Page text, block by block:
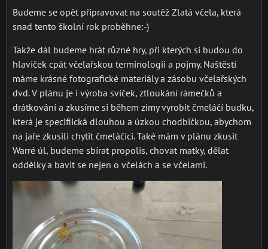
Budeme se opět připravovat na soutěž Zlatá včela, která
snad tento školní rok proběhne:-)
Takže dál budeme hrát různé hry, při kterých si budou do
hlaviček cpát včelařskou terminologii a pojmy. Naštěstí
máme krásné fotografické materiály a zásobu včelařských
dvd. V plánu je i výroba svíček, ztloukání rámečků a
drátkování a zkusíme si během zimy vyrobit čmeláčí budku,
která je specifiická dlouhou a úzkou chodbičkou, abychom
na jaře zkusili chytit čmeláčici. Také mám v plánu zkusit
Warré úl, budeme sbírat propolis, chovat matky, dělat
oddělky a bavit se nejen o včelách a se včelami.